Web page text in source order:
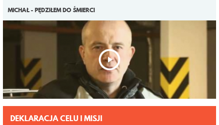
MICHAŁ - PĘDZIŁEM DO ŚMIERCI
DEKLARACJA CELU I MISJI